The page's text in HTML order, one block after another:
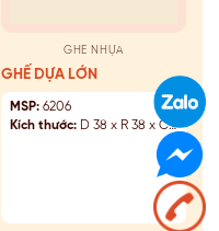
GHẾ NHỰA
GHẾ DỰA LỚN
MSP: 6206
Kích thước: D 38 x R 38 x C 45/85 (cm)